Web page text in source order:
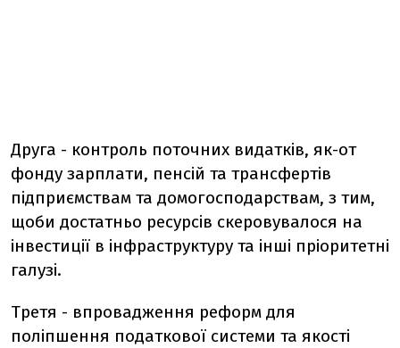
Друга - контроль поточних видатків, як-от
фонду зарплати, пенсій та трансфертів
підприємствам та домогосподарствам, з тим,
щоби достатньо ресурсів скеровувалося на
інвестиції в інфраструктуру та інші пріоритетні
галузі.
Третя - впровадження реформ для
поліпшення податкової системи та якості